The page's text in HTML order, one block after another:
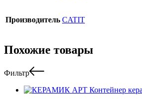
Производитель CATIT
Похожие товары
Фильтр